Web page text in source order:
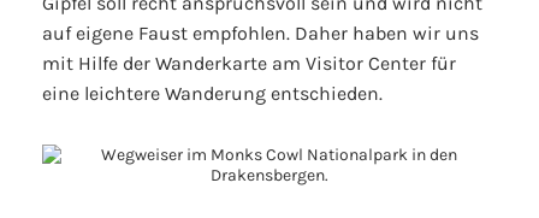
auf eigene Faust empfohlen. Daher haben wir uns
mit Hilfe der Wanderkarte am Visitor Center für
eine leichtere Wanderung entschieden.